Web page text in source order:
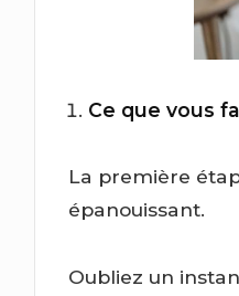
Ce que vous
La première
épanouissant.
Oubliez un